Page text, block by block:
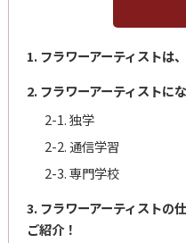
1. フラワーアーティストは
2. フラワーアーティストに
2-1. 独学
2-2. 通信学習
2-3. 専門学校
3. フラワーアーティストの
ご紹介！